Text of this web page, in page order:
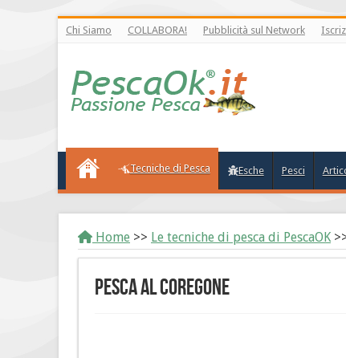
Chi Siamo COLLABORA! Pubblicità sul Network
Tecniche di Pesca Esche Pesci
Home >> Le tecniche di pesca di PescaOK
Pesca al Coregone